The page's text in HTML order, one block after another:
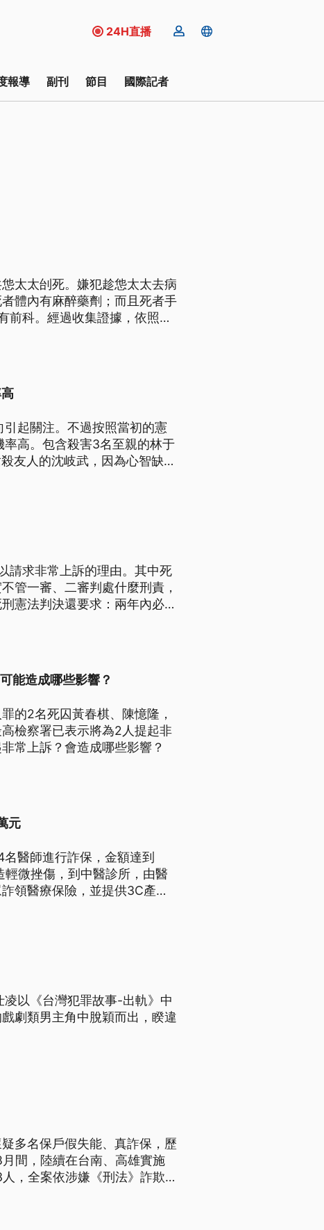
24H直播
報導 副刊 節目 國際記者
太太刣死。嫌犯趁怹太太去病
體內有麻醉藥劑；而且死者手
前科。經過收集證據，依照殺
起關注。不過按照當初的憲
高。包含殺害3名至親的林于
友人的沈岐武，因為心智缺陷
，最高檢曾表示，將依法替2
請求非常上訴的理由。其中死
管一審、二審判處什麼刑責，
憲法判決還要求：兩年內必須
能造成哪些影響？
的2名死囚黃春棋、陳憶隆，
檢察署已表示將為2人提起非
常上訴？會造成哪些影響？
元
醫師進行詐保，金額達到
微挫傷，到中醫診所，由醫
領醫療保險，並提供3C產
指出，涉案保險經紀人未經國
以《台灣犯罪故事-出軌》中
劇類男主角中脫穎而出，睽違
多名保戶假失能、真詐保，歷
間，陸續在台南、高雄實施
，全案依涉嫌《刑法》詐欺